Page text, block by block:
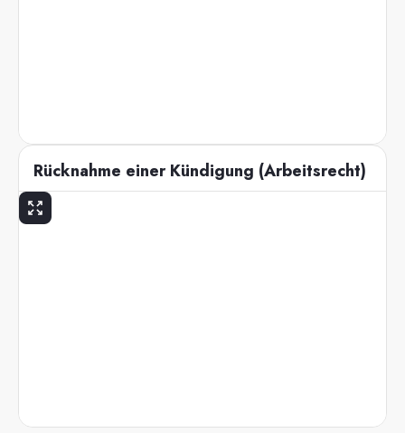
Rücknahme einer Kündigung (Arbeitsrecht)